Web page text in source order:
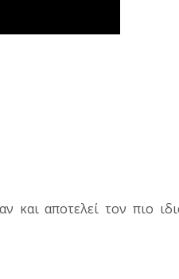
αποτελεί τον πιο